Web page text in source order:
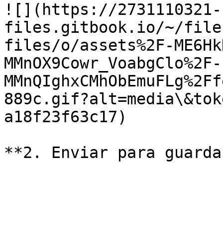
![](https://2731110321-
files.gitbook.io/~/
files/o/assets%2F-
MMnOX9Cowr_VoabgClo%2F-
a18f23f63c17)